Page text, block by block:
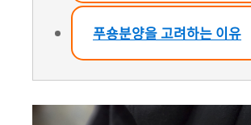
푸숑분양을 고려하는 이유